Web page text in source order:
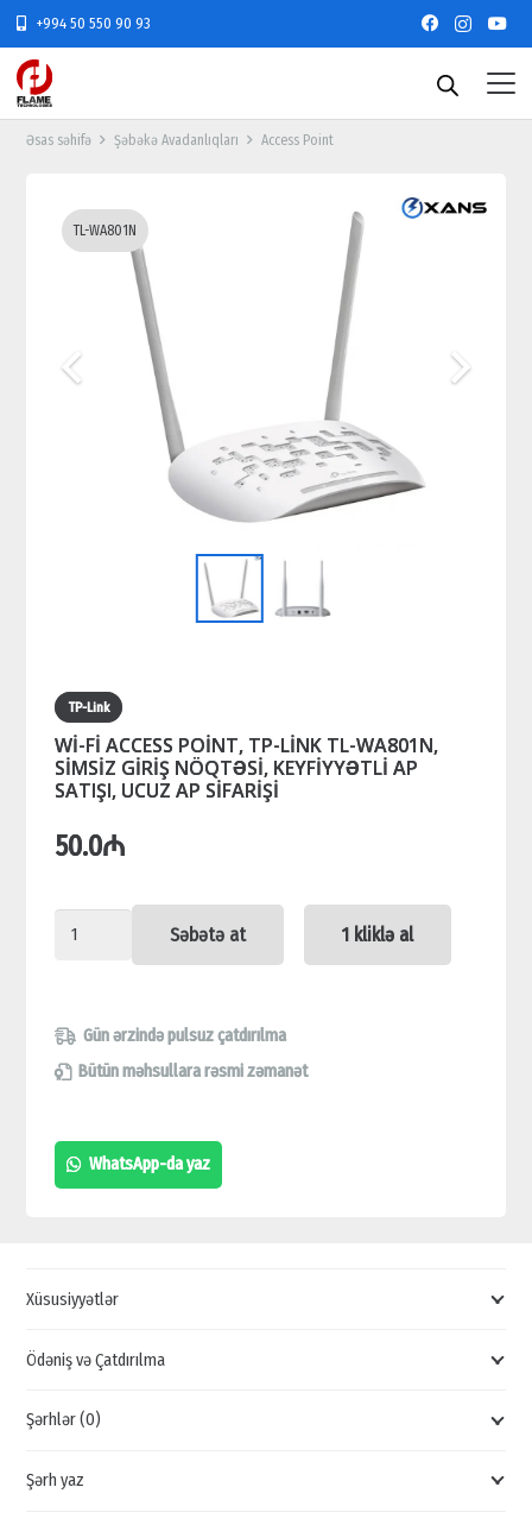
+994 50 550 90 93
Əsas səhifə Şəbəkə Avadanlıqları Access Point
TL-WA801N
TP-Link
Wİ-Fİ ACCESS POİNT, TP-LİNK TL-WA801N,
SİMSİZ GİRİŞ NÖQTƏSİ, KEYFİYYƏTLİ AP
SATIŞI, UCUZ AP SİFARİŞİ
50.0₼
Wİ-
POİNT,
TP-
TL-
WA801N,
AP
UCUZ
SİFARİŞİ
Səbətə at 1 kliklə al
Gün ərzində pulsuz çatdırılma
Bütün məhsullara rəsmi zəmanət
WhatsApp-da yaz
Xüsusiyyətlər
Ödəniş və Çatdırılma
Şərhlər (0)
Şərh yaz